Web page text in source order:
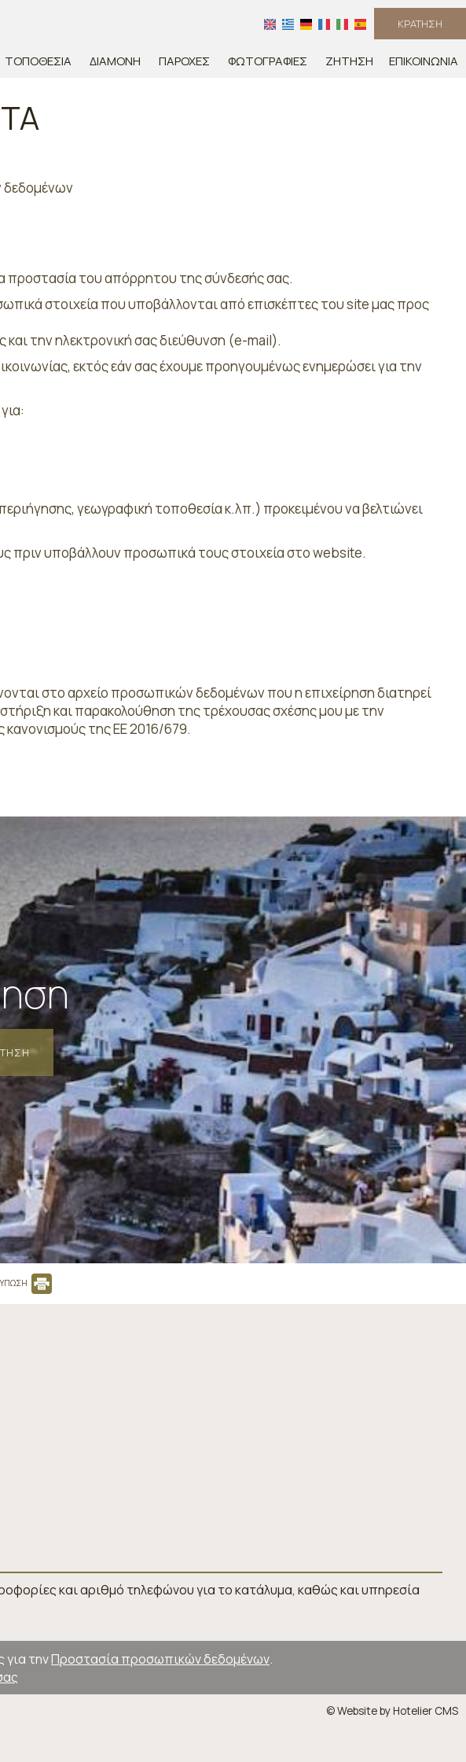
ΚΡΆΤΗΣΗ
ΤΟΠΟΘΕΣΊΑ ΔΙΑΜΟΝΉ ΠΑΡΟΧΈΣ ΦΩΤΟΓΡΑΦΊΕΣ ΖΉΤΗΣΗ ΕΠΙΚΟΙΝΩΝΊΑ
δεδομένων
προστασία του απόρρητου της σύνδεσής σας.
στοιχεία που υποβάλλονται από επισκέπτες του site μας προς
την ηλεκτρονική σας διεύθυνση (e-mail).
εκτός εάν σας έχουμε προηγουμένως ενημερώσει για την
γεωγραφική τοποθεσία κ.λπ.) προκειμένου να βελτιώνει
πριν υποβάλλουν προσωπικά τους στοιχεία στο website.
στο αρχείο προσωπικών δεδομένων που η επιχείρηση διατηρεί
και παρακολούθηση της τρέχουσας σχέσης μου με την
της ΕΕ 2016/679.
και αριθμό τηλεφώνου για το κατάλυμα, καθώς και υπηρεσία
για τηνΠροστασία προσωπικών δεδομένων.
© Website by Hotelier CMS